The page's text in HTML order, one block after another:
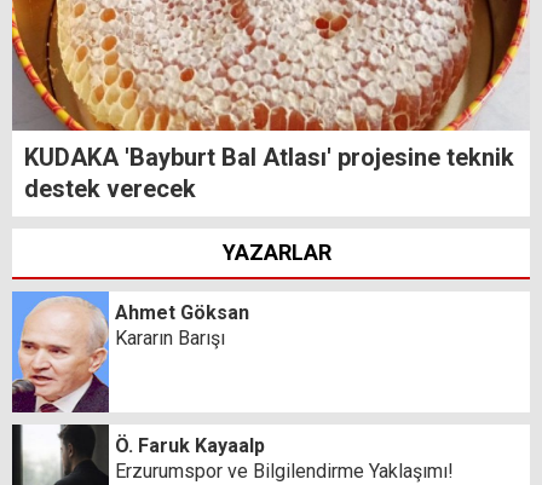
KUDAKA 'Bayburt Bal Atlası' projesine teknik
destek verecek
YAZARLAR
Ahmet Göksan
Kararın Barışı
Ö. Faruk Kayaalp
Erzurumspor ve Bilgilendirme Yaklaşımı!